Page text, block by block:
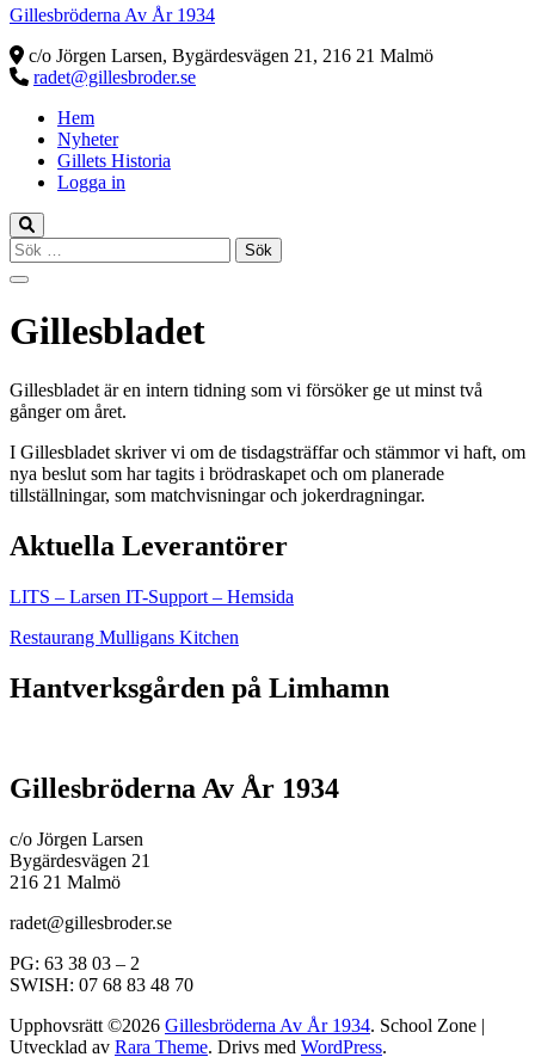
Gillesbröderna Av År 1934
c/o Jörgen Larsen, Bygärdesvägen 21, 216 21 Malmö
radet@gillesbroder.se
Hem
Nyheter
Gillets Historia
Logga in
Sök
efter:
Gillesbladet
Gillesbladet är en intern tidning som vi försöker ge ut minst två
gånger om året.
I Gillesbladet skriver vi om de tisdagsträffar och stämmor vi haft, om
nya beslut som har tagits i brödraskapet och om planerade
tillställningar, som matchvisningar och jokerdragningar.
Aktuella Leverantörer
LITS – Larsen IT-Support – Hemsida
Restaurang Mulligans Kitchen
Hantverksgården på Limhamn
Gillesbröderna Av År 1934
c/o Jörgen Larsen
Bygärdesvägen 21
216 21 Malmö
radet@gillesbroder.se
PG: 63 38 03 – 2
SWISH: 07 68 83 48 70
Upphovsrätt ©2026 Gillesbröderna Av År 1934. School Zone |
Utvecklad av Rara Theme. Drivs med WordPress.